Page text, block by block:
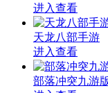
进入查看
天龙八部手游
进入查看
部落冲突九游